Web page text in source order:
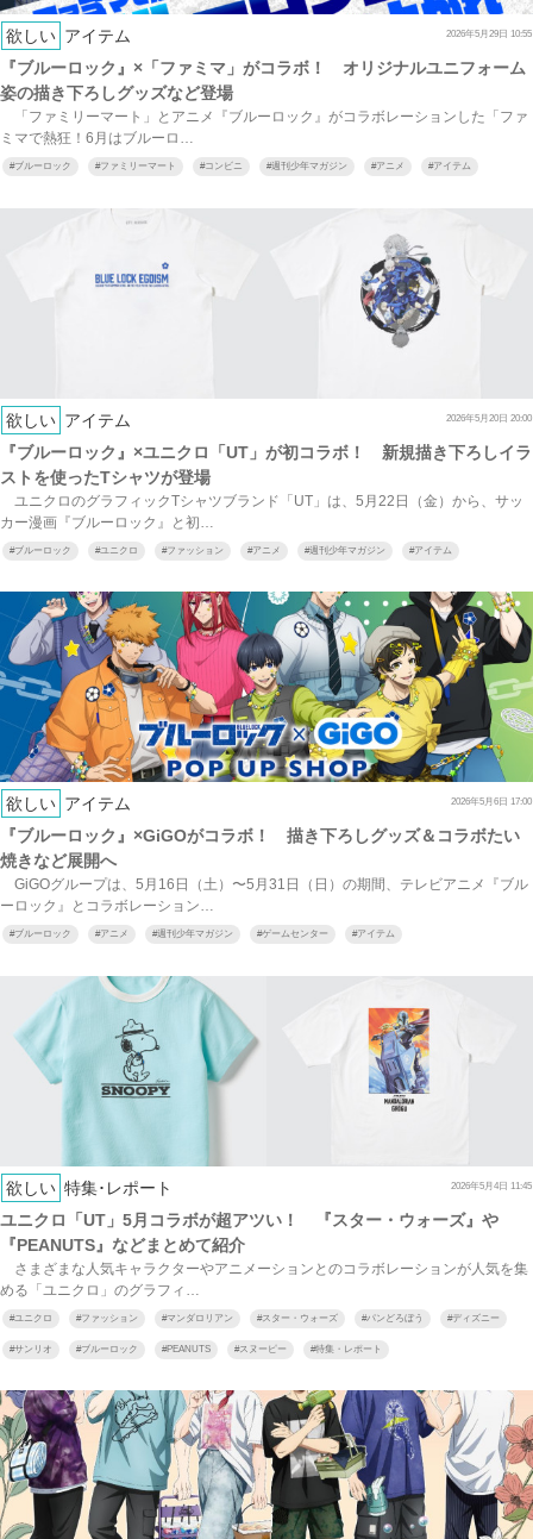
欲しい アイテム 2026年5月29日 10:55
『ブルーロック』×「ファミマ」がコラボ！ オリジナルユニフォーム
姿の描き下ろしグッズなど登場
「ファミリーマート」とアニメ『ブルーロック』がコラボレーションした「ファ
ミマで熱狂！6月はブルーロ…
#ブルーロック #ファミリーマート #コンビニ #週刊少年マガジン #アニメ #アイテム
欲しい アイテム 2026年5月20日 20:00
『ブルーロック』×ユニクロ「UT」が初コラボ！ 新規描き下ろしイラ
ストを使ったTシャツが登場
ユニクロのグラフィックTシャツブランド「UT」は、5月22日（金）から、サッ
カー漫画『ブルーロック』と初…
#ブルーロック #ユニクロ #ファッション #アニメ #週刊少年マガジン #アイテム
欲しい アイテム 2026年5月6日 17:00
『ブルーロック』×GiGOがコラボ！ 描き下ろしグッズ＆コラボたい
焼きなど展開へ
GiGOグループは、5月16日（土）〜5月31日（日）の期間、テレビアニメ『ブル
ーロック』とコラボレーション…
#ブルーロック #アニメ #週刊少年マガジン #ゲームセンター #アイテム
欲しい 特集･レポート 2026年5月4日 11:45
ユニクロ「UT」5月コラボが超アツい！ 『スター・ウォーズ』や
『PEANUTS』などまとめて紹介
さまざまな人気キャラクターやアニメーションとのコラボレーションが人気を集
める「ユニクロ」のグラフィ…
#ユニクロ #ファッション #マンダロリアン #スター・ウォーズ #パンどろぼう #ディズニー
#サンリオ #ブルーロック #PEANUTS #スヌーピー #特集・レポート